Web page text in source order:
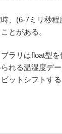
、(6-7ミリ秒
とがある。
ラリはfloat型
れる温湿度デ
ットシフトす